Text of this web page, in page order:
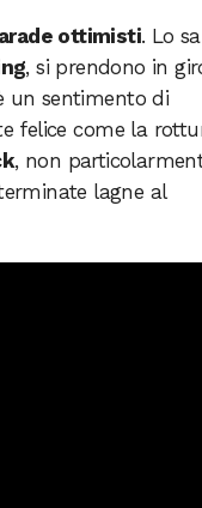
ottimisti. Lo
, si prendono in
un sentimento di
felice come la
, non
lagne al